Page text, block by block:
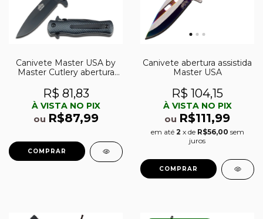
Canivete Master USA by
Master Cutlery abertura
R$ 81,83
À VISTA NO PIX
ou R$87,99
Canivete abertura assistida
Master USA
R$ 104,15
À VISTA NO PIX
ou R$111,99
em até 2 x de R$56,00 sem
juros